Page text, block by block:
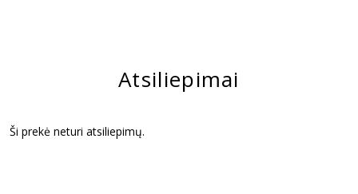
Atsiliepimai
Ši prekė neturi atsiliepimų.